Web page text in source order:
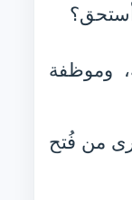
وموظفة
من فُتح